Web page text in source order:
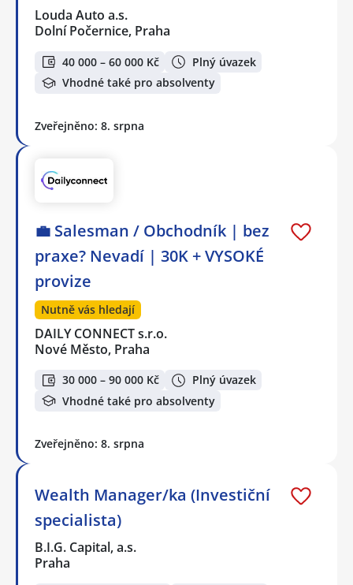
Louda Auto a.s.
Dolní Počernice, Praha
40 000 – 60 000 Kč
Plný úvazek
Vhodné také pro absolventy
Zveřejněno: 8. srpna
💼 Salesman / Obchodník | bez
praxe? Nevadí | 30K + VYSOKÉ
provize
Nutně vás hledají
DAILY CONNECT s.r.o.
Nové Město, Praha
30 000 – 90 000 Kč
Plný úvazek
Vhodné také pro absolventy
Zveřejněno: 8. srpna
Wealth Manager/ka (Investiční
specialista)
B.I.G. Capital, a.s.
Praha